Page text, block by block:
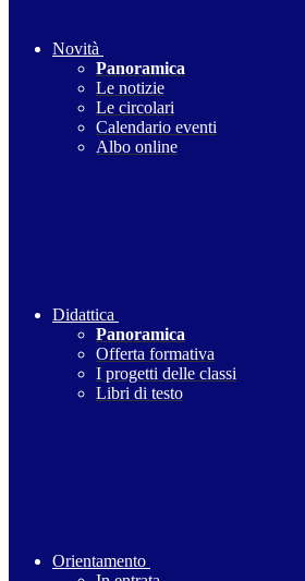
Novità
Panoramica
Le notizie
Le circolari
Calendario eventi
Albo online
Didattica
Panoramica
Offerta formativa
I progetti delle classi
Libri di testo
Orientamento